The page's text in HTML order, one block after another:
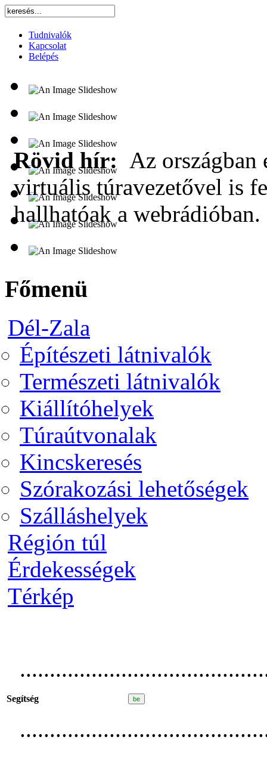
Tudnivalók
Kapcsolat
Belépés
Rövid hír: Az
virtuális túravezetővel is
hallhatóak a webrádióban.
Főmenü
Dél-Zala
Építészeti látnivalók
Természeti látnivalók
Kiállítóhelyek
Túraútvonalak
Kincskeresés
Szórakozási lehetőségek
Szálláshelyek
Régión túl
Érdekességek
Térkép
Segítség